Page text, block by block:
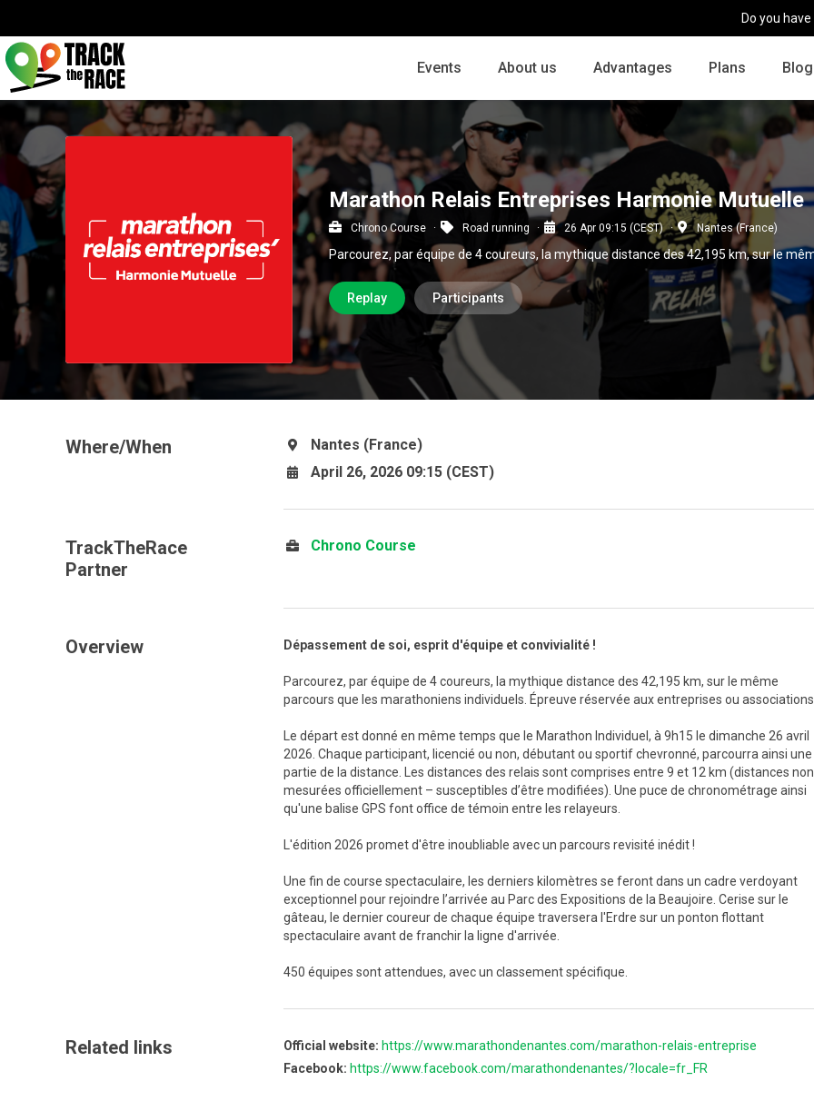
Do you
Events About us Advantages Plans Blog
Marathon Relais Entreprises Harmonie Mutuelle
Chrono Course Road running 26 Apr 09:15 (CEST) Nantes (France)
Parcourez, par équipe de 4 coureurs, la mythique distance des 42,195 km, sur le
Replay Participants
Where/When
Nantes (France)
April 26, 2026 09:15 (CEST)
TrackTheRace
Partner
Chrono Course
Overview Dépassement de soi, esprit d'équipe et convivialité !
Parcourez, par équipe de 4 coureurs, la mythique distance des 42,195 km, sur le même
parcours que les marathoniens individuels. Épreuve réservée aux entreprises ou
Le départ est donné en même temps que le Marathon Individuel, à 9h15 le dimanche 26 avril
2026. Chaque participant, licencié ou non, débutant ou sportif chevronné, parcourra ainsi une
partie de la distance. Les distances des relais sont comprises entre 9 et 12 km (distances non
mesurées officiellement – susceptibles d’être modifiées). Une puce de chronométrage ainsi
qu'une balise GPS font office de témoin entre les relayeurs.
L'édition 2026 promet d'être inoubliable avec un parcours revisité inédit !
Une fin de course spectaculaire, les derniers kilomètres se feront dans un cadre verdoyant
exceptionnel pour rejoindre l’arrivée au Parc des Expositions de la Beaujoire. Cerise sur le
gâteau, le dernier coureur de chaque équipe traversera l'Erdre sur un ponton flottant
spectaculaire avant de franchir la ligne d'arrivée.
450 équipes sont attendues, avec un classement spécifique.
Related links Official website: https://www.marathondenantes.com/marathon-relais-entreprise
Facebook: https://www.facebook.com/marathondenantes/?locale=fr_FR